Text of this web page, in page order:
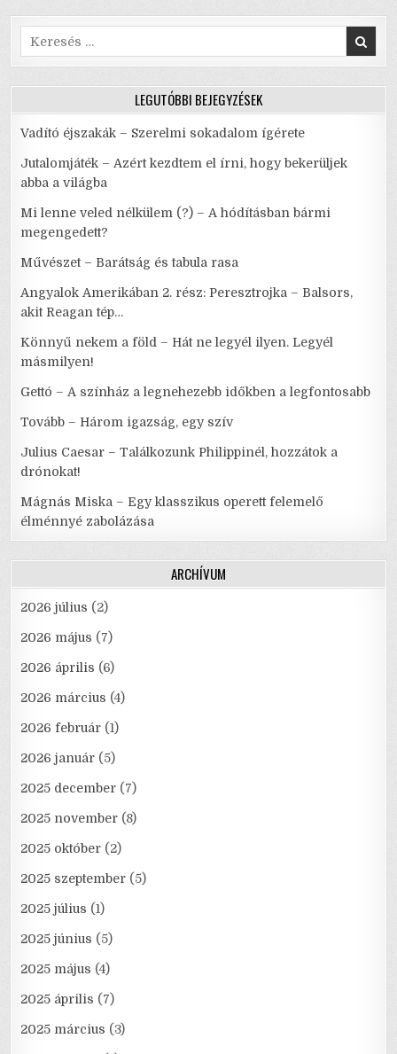
Search
for:
LEGUTÓBBI BEJEGYZÉSEK
Vadító éjszakák – Szerelmi sokadalom ígérete
Jutalomjáték – Azért kezdtem el írni, hogy bekerüljek
abba a világba
Mi lenne veled nélkülem (?) – A hódításban bármi
megengedett?
Művészet – Barátság és tabula rasa
Angyalok Amerikában 2. rész: Peresztrojka – Balsors,
akit Reagan tép…
Könnyű nekem a föld – Hát ne legyél ilyen. Legyél
másmilyen!
Gettó – A színház a legnehezebb időkben a legfontosabb
Tovább – Három igazság, egy szív
Julius Caesar – Találkozunk Philippinél, hozzátok a
drónokat!
Mágnás Miska – Egy klasszikus operett felemelő
élménnyé zabolázása
ARCHÍVUM
2026 július (2)
2026 május (7)
2026 április (6)
2026 március (4)
2026 február (1)
2026 január (5)
2025 december (7)
2025 november (8)
2025 október (2)
2025 szeptember (5)
2025 július (1)
2025 június (5)
2025 május (4)
2025 április (7)
2025 március (3)